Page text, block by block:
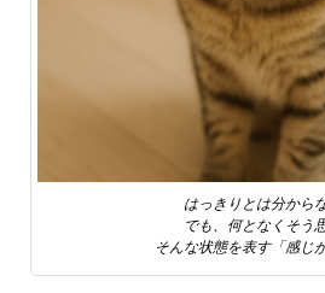
はっきりとは分からな
でも、何となくそう思
そんな状態を表す「感じ